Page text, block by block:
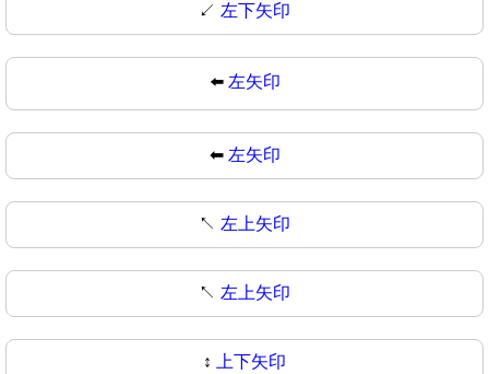
↙ 左下矢印
⬅️ 左矢印
⬅ 左矢印
↖️ 左上矢印
↖ 左上矢印
↕️ 上下矢印